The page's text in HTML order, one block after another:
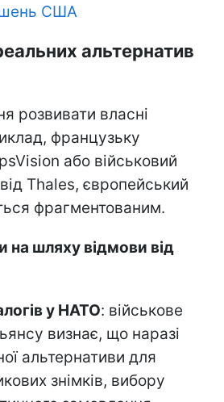
на захисті
України та
цінностям.
:Пентагон інтегрує ШІ у
що це змінює для
США
французьку
або військовий
Thales, європейський
фрагментованим.